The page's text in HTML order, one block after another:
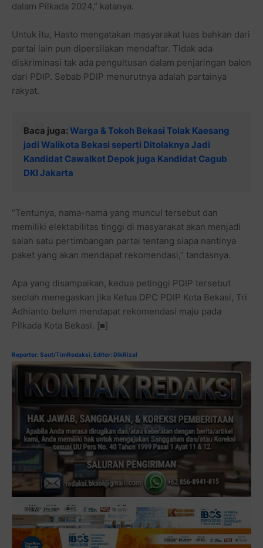
dalam Pilkada 2024,” katanya.
Untuk itu, Hasto mengatakan masyarakat luas bahkan dari
partai lain pun dipersilakan mendaftar. Tidak ada
diskriminasi tak ada pengultusan dalam penjaringan balon
dari PDIP. Sebab PDIP menurutnya adalah partainya
rakyat.
Baca juga: Warga & Tokoh Bekasi Tolak Kaesang
jadi Walikota Bekasi seperti Ditolaknya Jadi
Kandidat Cawalkot Depok juga Kandidat Cagub
DKI Jakarta
“Tentunya, nama-nama yang muncul tersebut dan
memiliki elektabilitas tinggi di masyarakat akan menjadi
salah satu pertimbangan partai tentang siapa nantinya
paket yang akan mendapat rekomendasi,” tandasnya.
Apa yang disampaikan, kedua petinggi PDIP tersebut
seolah menegaskan jika Ketua DPC PDIP Kota Bekasi, Tri
Adhianto belum mendapat rekomendasi maju pada
Pilkada Kota Bekasi. [■]
Reporter: Saut/TimRedaksi Editor: DikRizal